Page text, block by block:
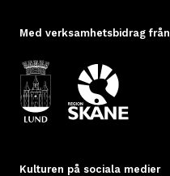
Med verksamhetsbidrag från
Kulturen på sociala medier